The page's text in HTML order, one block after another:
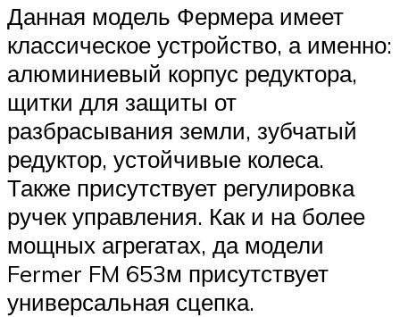
Данная модель Фермера имеет
классическое устройство, а именно:
алюминиевый корпус редуктора,
щитки для защиты от
разбрасывания земли, зубчатый
редуктор, устойчивые колеса.
Также присутствует регулировка
ручек управления. Как и на более
мощных агрегатах, да модели
Fermer FM 653м присутствует
универсальная сцепка.